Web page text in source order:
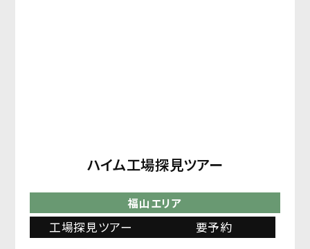
ハイム工場探見ツアー
福山エリア
工場探見ツアー 要予約